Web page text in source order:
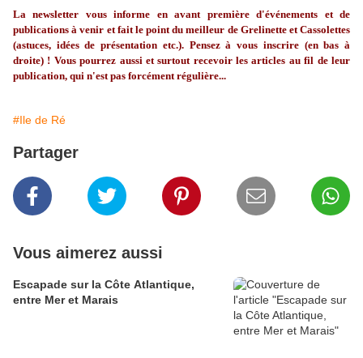
Lanewsletter vous informe en avant première d'événements et de
publications à venir et fait le point du meilleur de Grelinetteet Cassolettes
(astuces, idées de présentation etc.). Pensez à vous inscrire (en bas à
droite) ! Vous pourrez aussi et surtout recevoir les articles au fil de leur
publication, qui n'est pas forcément régulière...
#Ile de Ré
Partager
Vous aimerez aussi
Escapade sur la Côte Atlantique,
entre Mer et Marais